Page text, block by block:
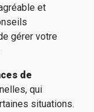
et
gérer votre
de
qui
situations.